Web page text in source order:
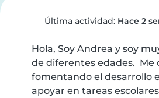
Última actividad: Hace 2
Hola, Soy Andrea y soy
de diferentes edades.
fomentando el desarrollo
apoyar en tareas